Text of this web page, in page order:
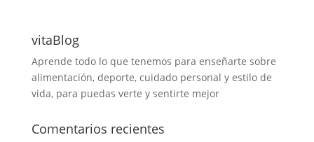
vitaBlog
Aprende todo lo que tenemos para enseñarte sobre
alimentación, deporte, cuidado personal y estilo de
vida, para puedas verte y sentirte mejor
Comentarios recientes